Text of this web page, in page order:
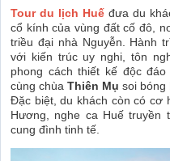
Tour du lịch Huế đưa du
cổ kính của vùng đất cố đô,
triều đại nhà Nguyễn. Hành
với kiến trúc uy nghi, tôn
phong cách thiết kế độc
cùng chùa Thiên Mụ soi bóng
Đặc biệt, du khách còn có cơ
Hương, nghe ca Huế truyền
cung đình tinh tế.